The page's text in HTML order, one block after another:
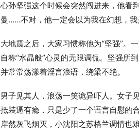
心孙坚强这个时候会突然闯进来，他看
曼……不对，他一定会以为我在幻想，我
大地震之后，大家习惯称他为“坚强”。
自称“水晶般”心灵的无限调侃。坚强所
并常常荡漾着淫言浪语，绕梁不绝。
男子见其人，浪荡一笑诡异吓人。女子
抵装逼有瘾，只是少了一个语言自慰的
岸然灰飞烟灭，小沈阳之苏格兰调情也